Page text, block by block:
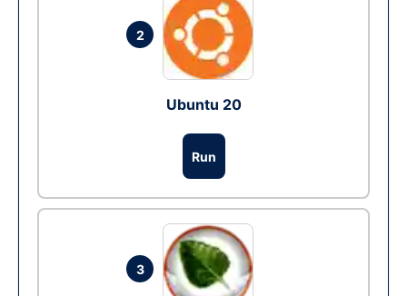
2
Ubuntu 20
Run
3